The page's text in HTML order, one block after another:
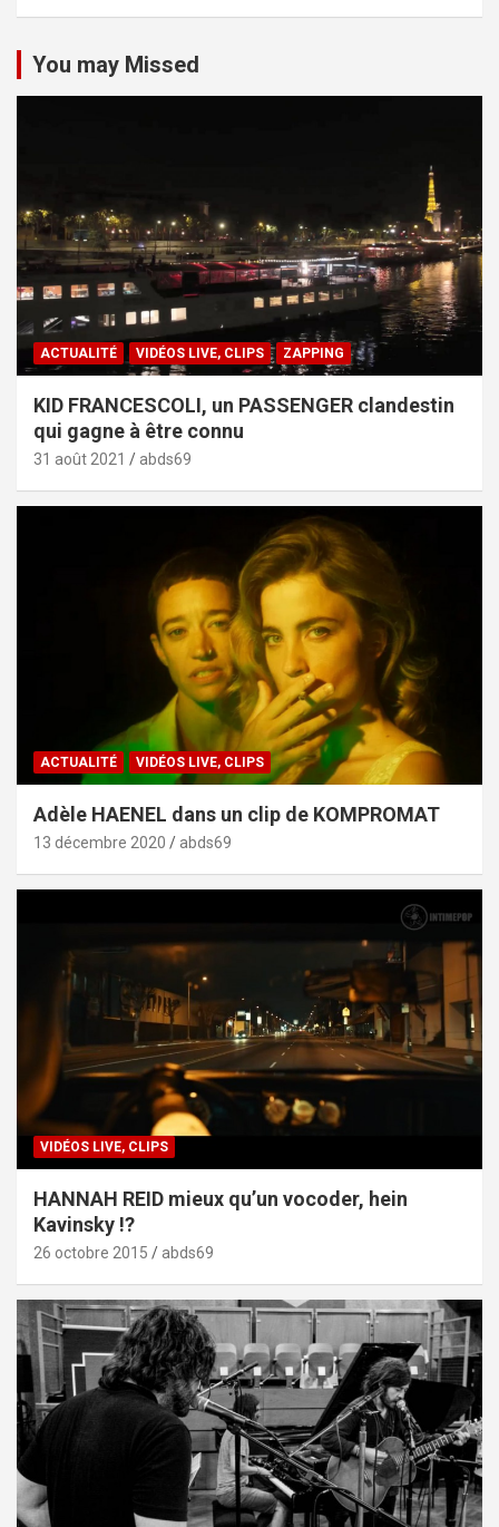
You may Missed
ACTUALITÉ VIDÉOS LIVE, CLIPS ZAPPING
KID FRANCESCOLI, un PASSENGER clandestin
qui gagne à être connu
31 août 2021 abds69
ACTUALITÉ VIDÉOS LIVE, CLIPS
Adèle HAENEL dans un clip de KOMPROMAT
13 décembre 2020 abds69
VIDÉOS LIVE, CLIPS
HANNAH REID mieux qu’un vocoder, hein
Kavinsky !?
26 octobre 2015 abds69